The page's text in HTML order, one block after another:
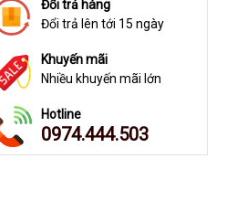
Đổi trả hàng
Đổi trả lên tới 15 ngày
Khuyến mãi
Nhiều khuyến mãi lớn
Hotline
0974.444.503